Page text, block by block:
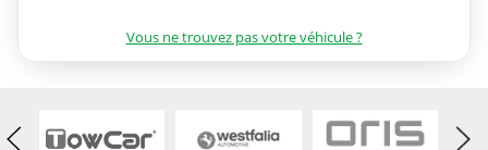
Vous ne trouvez pas votre véhicule ?